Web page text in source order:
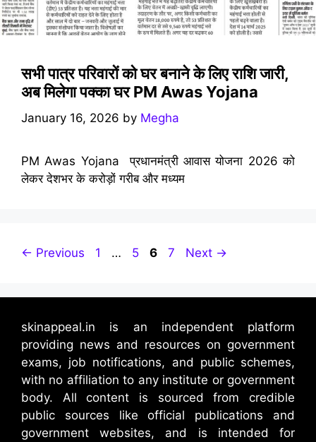
सभी पात्र परिवारों को घर बनाने के लिए राशि जारी,
अब मिलेगा पक्का घर PM Awas Yojana
January 16, 2026 by Megha
PM Awas Yojana प्रधानमंत्री आवास योजना 2026 को
लेकर देशभर के करोड़ों गरीब और मध्यम
← Previous Page
1 … Page
5 Page
6 Page
7 Next →
skinappeal.in is an independent platform
providing news and resources on government
exams, job notifications, and public schemes,
with no affiliation to any institute or government
body. All content is sourced from credible
public sources like official publications and
government websites, and is intended for